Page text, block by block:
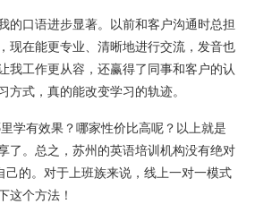
的口语进步显著。以前和客户沟通时总担
现在能更专业、清晰地进行交流，发音也
我工作更从容，还赢得了同事和客户的认
方式，真的能改变学习的轨迹。
学有效果？哪家性价比高呢？以上就是
了。总之，苏州的英语培训机构没有绝对
己的。对于上班族来说，线上一对一模式
这个方法！